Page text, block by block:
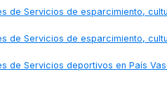
de Servicios de esparcimiento,
de Servicios de esparcimiento,
de Servicios deportivos en País